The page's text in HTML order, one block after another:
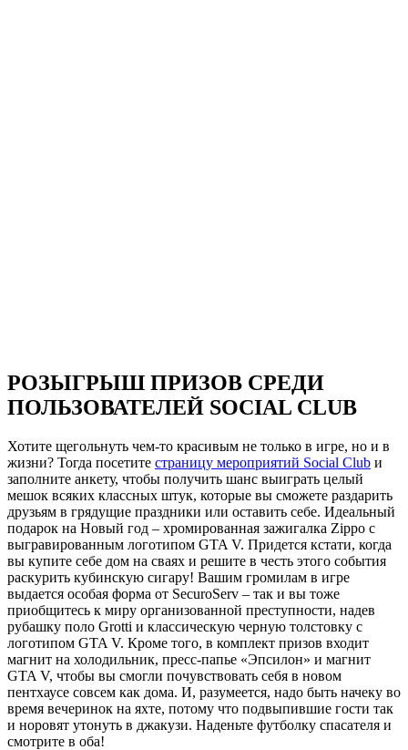
РОЗЫГРЫШ ПРИЗОВ СРЕДИ
ПОЛЬЗОВАТЕЛЕЙ SOCIAL CLUB
Хотите щегольнуть чем-то красивым не только в игре, но и в
жизни? Тогда посетите страницу мероприятий Social Club и
заполните анкету, чтобы получить шанс выиграть целый
мешок всяких классных штук, которые вы сможете раздарить
друзьям в грядущие праздники или оставить себе. Идеальный
подарок на Новый год – хромированная зажигалка Zippo с
выгравированным логотипом GTA V. Придется кстати, когда
вы купите себе дом на сваях и решите в честь этого события
раскурить кубинскую сигару! Вашим громилам в игре
выдается особая форма от SecuroServ – так и вы тоже
приобщитесь к миру организованной преступности, надев
рубашку поло Grotti и классическую черную толстовку с
логотипом GTA V. Кроме того, в комплект призов входит
магнит на холодильник, пресс-папье «Эпсилон» и магнит
GTA V, чтобы вы смогли почувствовать себя в новом
пентхаусе совсем как дома. И, разумеется, надо быть начеку во
время вечеринок на яхте, потому что подвыпившие гости так
и норовят утонуть в джакузи. Наденьте футболку спасателя и
смотрите в оба!